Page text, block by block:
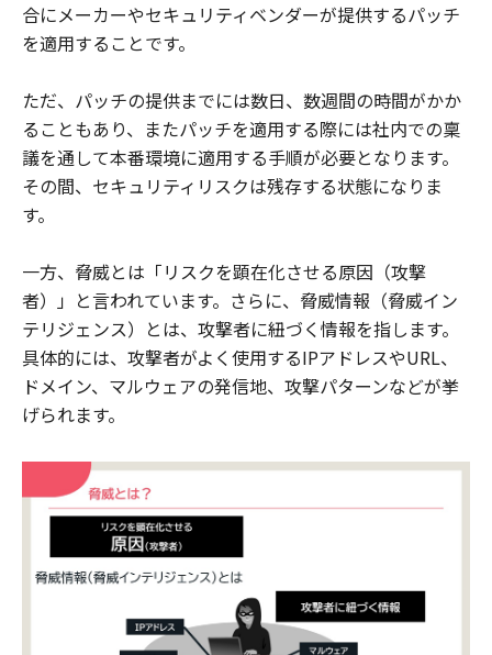
合にメーカーやセキュリティベンダーが提供するパッチ
を適用することです。
ただ、パッチの提供までには数日、数週間の時間がかか
ることもあり、またパッチを適用する際には社内での稟
議を通して本番環境に適用する手順が必要となります。
その間、セキュリティリスクは残存する状態になりま
す。
一方、脅威とは「リスクを顕在化させる原因（攻撃
者）」と言われています。さらに、脅威情報（脅威イン
テリジェンス）とは、攻撃者に紐づく情報を指します。
具体的には、攻撃者がよく使用するIPアドレスやURL、
ドメイン、マルウェアの発信地、攻撃パターンなどが挙
げられます。